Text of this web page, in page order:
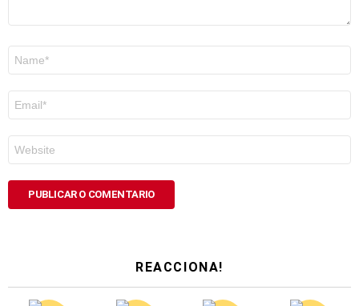
electrónico
*
REACCIONA!